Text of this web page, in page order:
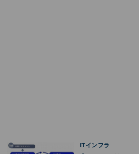
ITインフラ